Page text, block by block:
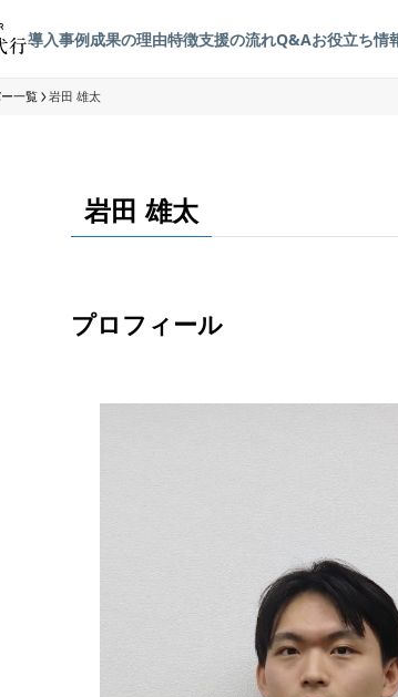
導入事例成果の理由特徴支援の流れQ&Aお役立ち情
ー一覧 岩田 雄太
岩田 雄太
プロフィール